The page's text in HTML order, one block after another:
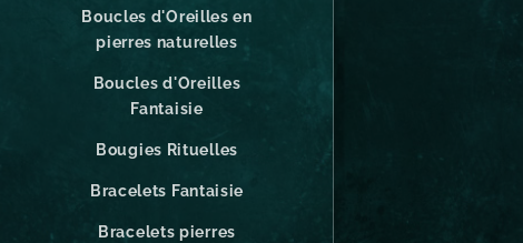
Boucles d'Oreilles en
pierres naturelles
Boucles d'Oreilles
Fantaisie
Bougies Rituelles
Bracelets Fantaisie
Bracelets pierres